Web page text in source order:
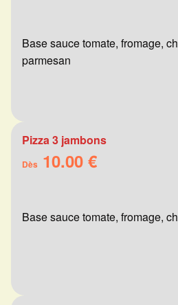
Base sauce tomate, fromage,
parmesan
Pizza 3 jambons
Dès 10.00 €
Base sauce tomate, fromage,